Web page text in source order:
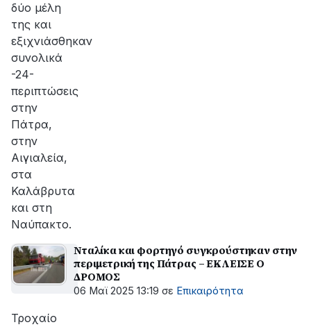
δύο μέλη
της και
εξιχνιάσθηκαν
συνολικά
-24-
περιπτώσεις
στην
Πάτρα,
στην
Αιγιαλεία,
στα
Καλάβρυτα
και στη
Ναύπακτο.
Νταλίκα και φορτηγό συγκρούστηκαν στην
περιμετρική της Πάτρας – ΕΚΛΕΙΣΕ Ο
ΔΡΟΜΟΣ
06 Μαϊ 2025 13:19 σε Επικαιρότητα
Τροχαίο